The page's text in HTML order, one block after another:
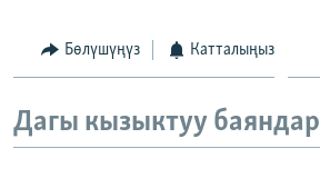
Бөлүшүңүз Катталыңыз
Дагы кызыктуу баяндар